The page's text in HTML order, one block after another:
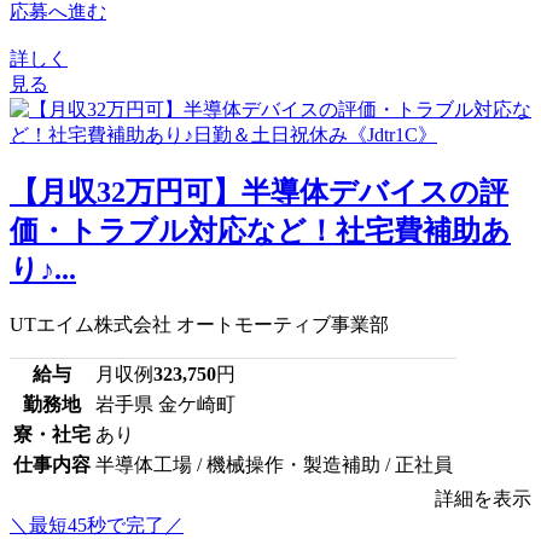
応募へ進む
詳しく
見る
【月収32万円可】半導体デバイスの評
価・トラブル対応など！社宅費補助あ
り♪...
UTエイム株式会社 オートモーティブ事業部
給与 月収例323,750円
勤務地
岩手県 金ケ崎町
寮・社宅 あり
仕事内容 半導体工場 / 機械操作・製造補助 / 正社員
詳細を表示
＼最短45秒で完了／